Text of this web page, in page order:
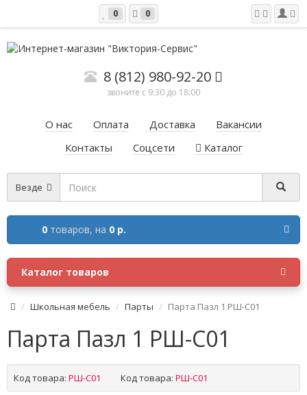
0 0
8 (812) 980-92-20
звоните с 9:30 до 18:00
О нас Оплата Доставка
Вакансии
Контакты
Соцсети Каталог
Везде
0 товаров, на 0 р.
Каталог товаров
Школьная мебель Парты Парта Пазл 1 РШ-С01
Парта Пазл 1 РШ-С01
Код товара: РШ-С01 Код товара: РШ-С01